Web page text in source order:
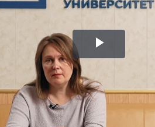
видео